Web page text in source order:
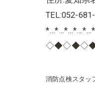
TEL:052-
消防点検スタッ